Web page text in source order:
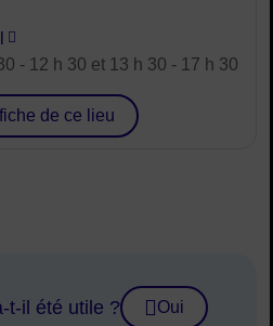
- 12 h 30 et 13 h 30 - 17 h 30
de ce lieu
t-il été utile ? Oui